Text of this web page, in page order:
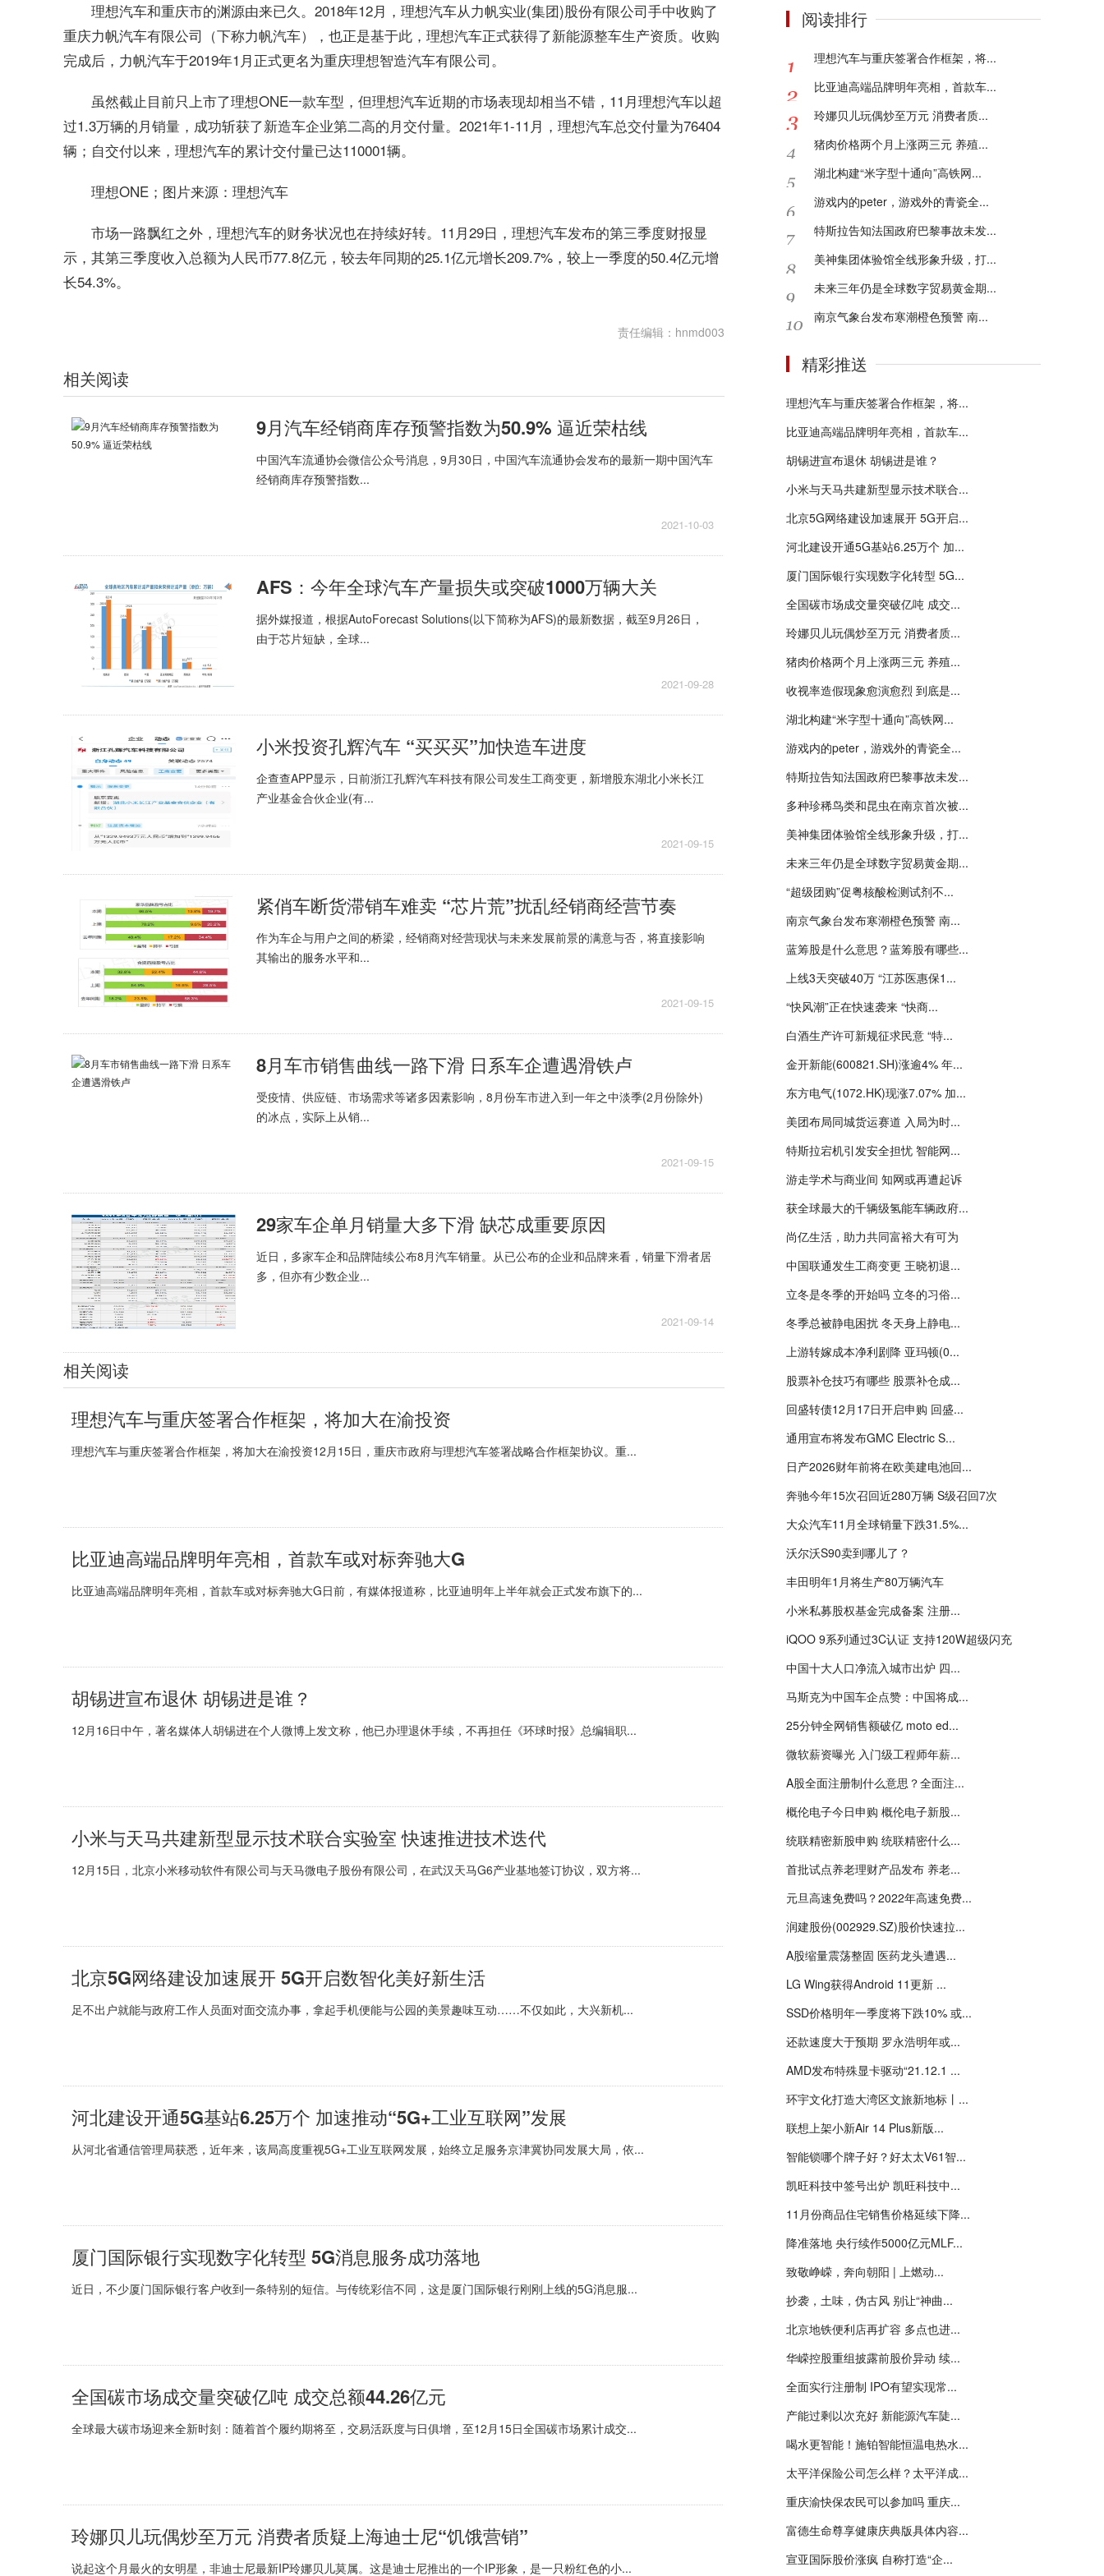
理想汽车和重庆市的渊源由来已久。2018年12月，理想汽车从力帆实业(集团)股份有限公司手中收购了
重庆力帆汽车有限公司（下称力帆汽车），也正是基于此，理想汽车正式获得了新能源整车生产资质。收购
完成后，力帆汽车于2019年1月正式更名为重庆理想智造汽车有限公司。
虽然截止目前只上市了理想ONE一款车型，但理想汽车近期的市场表现却相当不错，11月理想汽车以超
过1.3万辆的月销量，成功斩获了新造车企业第二高的月交付量。2021年1-11月，理想汽车总交付量为76404
辆；自交付以来，理想汽车的累计交付量已达110001辆。
理想ONE；图片来源：理想汽车
市场一路飘红之外，理想汽车的财务状况也在持续好转。11月29日，理想汽车发布的第三季度财报显
示，其第三季度收入总额为人民币77.8亿元，较去年同期的25.1亿元增长209.7%，较上一季度的50.4亿元增
长54.3%。
责任编辑：hnmd003
相关阅读
9月汽车经销商库存预警指数为50.9% 逼近荣枯线
中国汽车流通协会微信公众号消息，9月30日，中国汽车流通协会发布的最新一期中国汽车
经销商库存预警指数...
2021-10-03
AFS：今年全球汽车产量损失或突破1000万辆大关
据外媒报道，根据AutoForecast Solutions(以下简称为AFS)的最新数据，截至9月26日，
由于芯片短缺，全球...
2021-09-28
小米投资孔辉汽车 “买买买”加快造车进度
企查查APP显示，日前浙江孔辉汽车科技有限公司发生工商变更，新增股东湖北小米长江
产业基金合伙企业(有...
2021-09-15
紧俏车断货滞销车难卖 “芯片荒”扰乱经销商经营节奏
作为车企与用户之间的桥梁，经销商对经营现状与未来发展前景的满意与否，将直接影响
其输出的服务水平和...
2021-09-15
8月车市销售曲线一路下滑 日系车企遭遇滑铁卢
受疫情、供应链、市场需求等诸多因素影响，8月份车市进入到一年之中淡季(2月份除外)
的冰点，实际上从销...
2021-09-15
29家车企单月销量大多下滑 缺芯成重要原因
近日，多家车企和品牌陆续公布8月汽车销量。从已公布的企业和品牌来看，销量下滑者居
多，但亦有少数企业...
2021-09-14
相关阅读
理想汽车与重庆签署合作框架，将加大在渝投资
理想汽车与重庆签署合作框架，将加大在渝投资12月15日，重庆市政府与理想汽车签署战略合作框架协议。重...
比亚迪高端品牌明年亮相，首款车或对标奔驰大G
比亚迪高端品牌明年亮相，首款车或对标奔驰大G日前，有媒体报道称，比亚迪明年上半年就会正式发布旗下的...
胡锡进宣布退休 胡锡进是谁？
12月16日中午，著名媒体人胡锡进在个人微博上发文称，他已办理退休手续，不再担任《环球时报》总编辑职...
小米与天马共建新型显示技术联合实验室 快速推进技术迭代
12月15日，北京小米移动软件有限公司与天马微电子股份有限公司，在武汉天马G6产业基地签订协议，双方将...
北京5G网络建设加速展开 5G开启数智化美好新生活
足不出户就能与政府工作人员面对面交流办事，拿起手机便能与公园的美景趣味互动……不仅如此，大兴新机...
河北建设开通5G基站6.25万个 加速推动“5G+工业互联网”发展
从河北省通信管理局获悉，近年来，该局高度重视5G+工业互联网发展，始终立足服务京津冀协同发展大局，依...
厦门国际银行实现数字化转型 5G消息服务成功落地
近日，不少厦门国际银行客户收到一条特别的短信。与传统彩信不同，这是厦门国际银行刚刚上线的5G消息服...
全国碳市场成交量突破亿吨 成交总额44.26亿元
全球最大碳市场迎来全新时刻：随着首个履约期将至，交易活跃度与日俱增，至12月15日全国碳市场累计成交...
玲娜贝儿玩偶炒至万元 消费者质疑上海迪士尼“饥饿营销”
说起这个月最火的女明星，非迪士尼最新IP玲娜贝儿莫属。这是迪士尼推出的一个IP形象，是一只粉红色的小...
阅读排行
理想汽车与重庆签署合作框架，将...
比亚迪高端品牌明年亮相，首款车...
玲娜贝儿玩偶炒至万元 消费者质...
猪肉价格两个月上涨两三元 养殖...
湖北构建“米字型十通向”高铁网...
游戏内的peter，游戏外的青瓷全...
特斯拉告知法国政府巴黎事故未发...
美神集团体验馆全线形象升级，打...
未来三年仍是全球数字贸易黄金期...
南京气象台发布寒潮橙色预警 南...
精彩推送
理想汽车与重庆签署合作框架，将...
比亚迪高端品牌明年亮相，首款车...
胡锡进宣布退休 胡锡进是谁？
小米与天马共建新型显示技术联合...
北京5G网络建设加速展开 5G开启...
河北建设开通5G基站6.25万个 加...
厦门国际银行实现数字化转型 5G...
全国碳市场成交量突破亿吨 成交...
玲娜贝儿玩偶炒至万元 消费者质...
猪肉价格两个月上涨两三元 养殖...
收视率造假现象愈演愈烈 到底是...
湖北构建“米字型十通向”高铁网...
游戏内的peter，游戏外的青瓷全...
特斯拉告知法国政府巴黎事故未发...
多种珍稀鸟类和昆虫在南京首次被...
美神集团体验馆全线形象升级，打...
未来三年仍是全球数字贸易黄金期...
“超级团购”促粤核酸检测试剂不...
南京气象台发布寒潮橙色预警 南...
蓝筹股是什么意思？蓝筹股有哪些...
上线3天突破40万 “江苏医惠保1...
“快风潮”正在快速袭来 “快商...
白酒生产许可新规征求民意 “特...
金开新能(600821.SH)涨逾4% 年...
东方电气(1072.HK)现涨7.07% 加...
美团布局同城货运赛道 入局为时...
特斯拉宕机引发安全担忧 智能网...
游走学术与商业间 知网或再遭起诉
获全球最大的千辆级氢能车辆政府...
尚亿生活，助力共同富裕大有可为
中国联通发生工商变更 王晓初退...
立冬是冬季的开始吗 立冬的习俗...
冬季总被静电困扰 冬天身上静电...
上游转嫁成本净利剧降 亚玛顿(0...
股票补仓技巧有哪些 股票补仓成...
回盛转债12月17日开启申购 回盛...
通用宣布将发布GMC Electric S...
日产2026财年前将在欧美建电池回...
奔驰今年15次召回近280万辆 S级召回7次
大众汽车11月全球销量下跌31.5%...
沃尔沃S90卖到哪儿了？
丰田明年1月将生产80万辆汽车
小米私募股权基金完成备案 注册...
iQOO 9系列通过3C认证 支持120W超级闪充
中国十大人口净流入城市出炉 四...
马斯克为中国车企点赞：中国将成...
25分钟全网销售额破亿 moto ed...
微软薪资曝光 入门级工程师年薪...
A股全面注册制什么意思？全面注...
概伦电子今日申购 概伦电子新股...
统联精密新股申购 统联精密什么...
首批试点养老理财产品发布 养老...
元旦高速免费吗？2022年高速免费...
润建股份(002929.SZ)股价快速拉...
A股缩量震荡整固 医药龙头遭遇...
LG Wing获得Android 11更新 ...
SSD价格明年一季度将下跌10% 或...
还款速度大于预期 罗永浩明年或...
AMD发布特殊显卡驱动“21.12.1 ...
环宇文化打造大湾区文旅新地标丨...
联想上架小新Air 14 Plus新版...
智能锁哪个牌子好？好太太V61智...
凯旺科技中签号出炉 凯旺科技中...
11月份商品住宅销售价格延续下降...
降准落地 央行续作5000亿元MLF...
致敬峥嵘，奔向朝阳 | 上燃动...
抄袭，土味，伪古风 别让“神曲...
北京地铁便利店再扩容 多点也进...
华嵘控股重组披露前股价异动 续...
全面实行注册制 IPO有望实现常...
产能过剩以次充好 新能源汽车陡...
喝水更智能！施铂智能恒温电热水...
太平洋保险公司怎么样？太平洋成...
重庆渝快保农民可以参加吗 重庆...
富德生命尊享健康庆典版具体内容...
宣亚国际股价涨疯 自称打造“企...